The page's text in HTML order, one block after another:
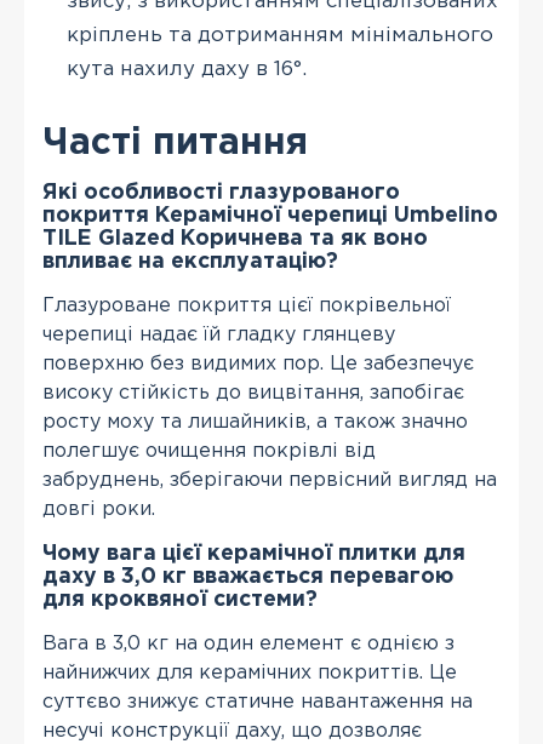
кріплень та дотриманням мінімального
кута нахилу даху в 16°.
Часті питання
Які особливості глазурованого
покриття Керамічної черепиці Umbelino
TILE Glazed Коричнева та як воно
впливає на експлуатацію?
Глазуроване покриття цієї покрівельної
черепиці надає їй гладку глянцеву
поверхню без видимих пор. Це забезпечує
високу стійкість до вицвітання, запобігає
росту моху та лишайників, а також значно
полегшує очищення покрівлі від
забруднень, зберігаючи первісний вигляд на
довгі роки.
Чому вага цієї керамічної плитки для
даху в 3,0 кг вважається перевагою
для кроквяної системи?
Вага в 3,0 кг на один елемент є однією з
найнижчих для керамічних покриттів. Це
суттєво знижує статичне навантаження на
несучі конструкції даху, що дозволяє